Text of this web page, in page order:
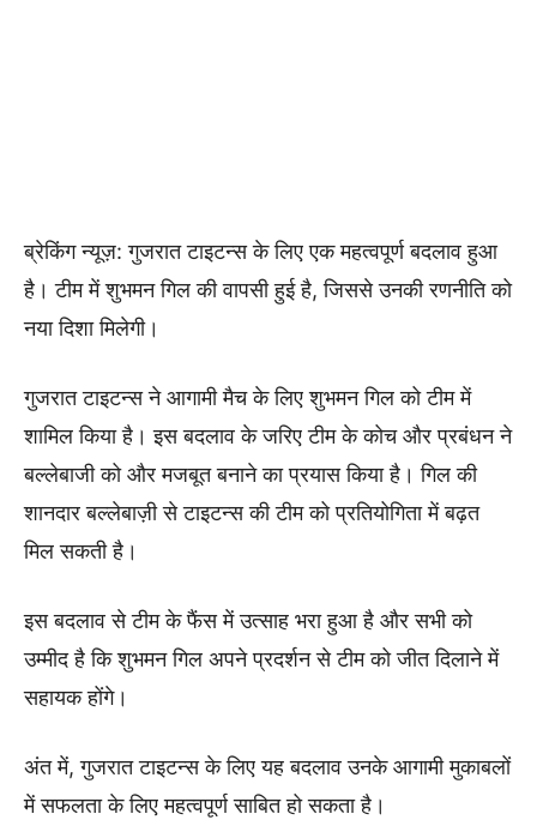
ब्रेकिंग न्यूज़: गुजरात टाइटन्स के लिए एक महत्वपूर्ण बदलाव हुआ
है। टीम में शुभमन गिल की वापसी हुई है, जिससे उनकी रणनीति को
नया दिशा मिलेगी।
गुजरात टाइटन्स ने आगामी मैच के लिए शुभमन गिल को टीम में
शामिल किया है। इस बदलाव के जरिए टीम के कोच और प्रबंधन ने
बल्लेबाजी को और मजबूत बनाने का प्रयास किया है। गिल की
शानदार बल्लेबाज़ी से टाइटन्स की टीम को प्रतियोगिता में बढ़त
मिल सकती है।
इस बदलाव से टीम के फैंस में उत्साह भरा हुआ है और सभी को
उम्मीद है कि शुभमन गिल अपने प्रदर्शन से टीम को जीत दिलाने में
सहायक होंगे।
अंत में, गुजरात टाइटन्स के लिए यह बदलाव उनके आगामी मुकाबलों
में सफलता के लिए महत्वपूर्ण साबित हो सकता है।